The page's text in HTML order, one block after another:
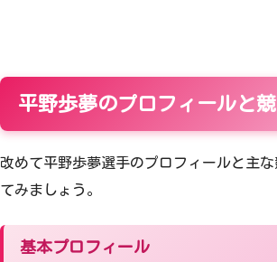
平野歩夢のプロフィールと
改めて平野歩夢選手のプロフィールと主
てみましょう。
基本プロフィール